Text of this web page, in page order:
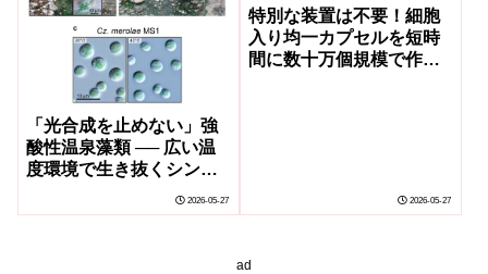
「光合成を止めない」強
酸性温泉藻類 ── 広い温
度環境で生き抜くシンプ
2026-05-27
特別な装置は不要！細胞
入り均一カプセルを短時
間に数十万個規模で作製
2026-05-27
ad